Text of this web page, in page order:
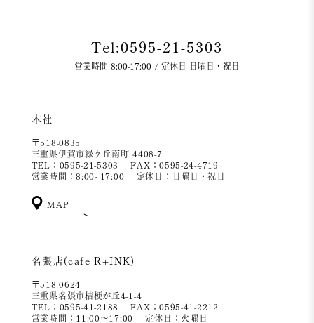
Tel:0595-21-5303
営業時間 8:00-17:00 / 定休日 日曜日・祝日
本社
〒518-0835
三重県伊賀市緑ケ丘南町 4408-7
TEL：0595-21-5303
FAX：0595-24-4719
営業時間：8:00~17:00
定休日：日曜日・祝日
MAP
名張店(cafe R+INK)
〒518-0624
三重県名張市桔梗が丘4-1-4
TEL：0595-41-2188
FAX：0595-41-2212
営業時間：11:00～17:00
定休日：火曜日